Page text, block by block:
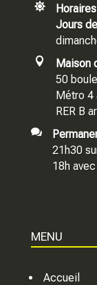

Jours

Maison
50
Métro 4
RER B

21h30
18h
MENU
Accueil